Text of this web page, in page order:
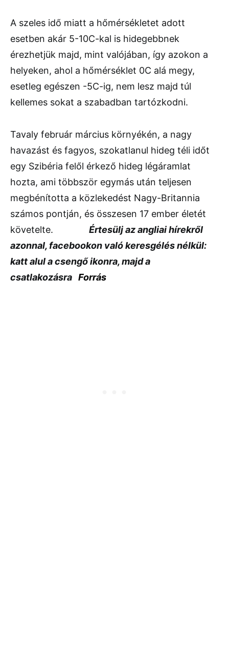
A szeles idő miatt a hőmérsékletet adott
esetben akár 5-10C-kal is hidegebbnek
érezhetjük majd, mint valójában, így azokon a
helyeken, ahol a hőmérséklet 0C alá megy,
esetleg egészen -5C-ig, nem lesz majd túl
kellemes sokat a szabadban tartózkodni.
Tavaly február március környékén, a nagy
havazást és fagyos, szokatlanul hideg téli időt
egy Szibéria felől érkező hideg légáramlat
hozta, ami többször egymás után teljesen
megbénította a közlekedést Nagy-Britannia
számos pontján, és összesen 17 ember életét
követelte. Értesülj az angliai hírekről
azonnal, facebookon való keresgélés nélkül:
katt alul a csengő ikonra, majd a
csatlakozásra Forrás